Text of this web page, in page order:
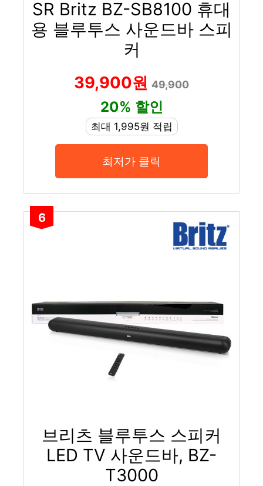
SR Britz BZ-SB8100 휴대
용 블루투스 사운드바 스피
커
39,900원 49,900
20% 할인
최대 1,995원 적립
최저가 클릭
6
브리츠 블루투스 스피커
LED TV 사운드바, BZ-
T3000